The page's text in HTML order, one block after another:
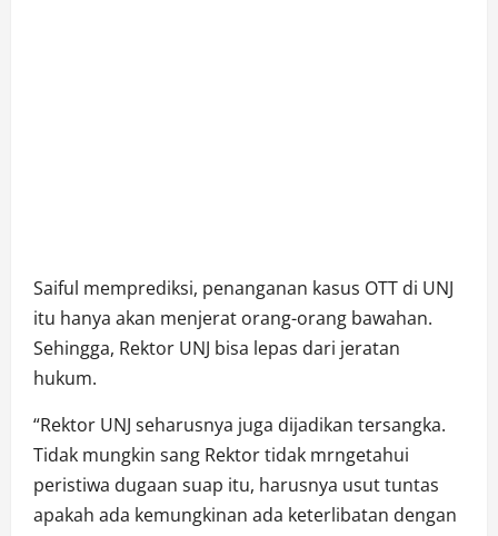
Saiful memprediksi, penanganan kasus OTT di UNJ
itu hanya akan menjerat orang-orang bawahan.
Sehingga, Rektor UNJ bisa lepas dari jeratan
hukum.
“Rektor UNJ seharusnya juga dijadikan tersangka.
Tidak mungkin sang Rektor tidak mrngetahui
peristiwa dugaan suap itu, harusnya usut tuntas
apakah ada kemungkinan ada keterlibatan dengan